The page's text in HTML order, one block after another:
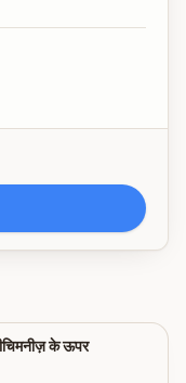
क्षेत्र के सबसे प्रसिद्ध
शामिल नहीं हैं।
के ऊपर